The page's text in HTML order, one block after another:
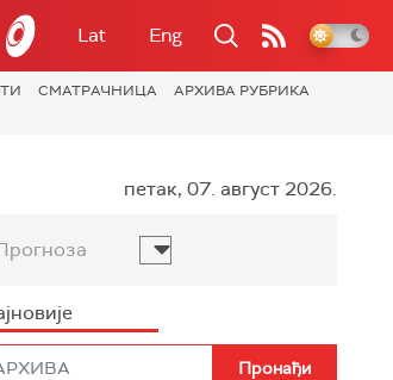
Lat Eng
СМАТРАЧНИЦА АРХИВА РУБРИКА
петак, 07. август 2026.